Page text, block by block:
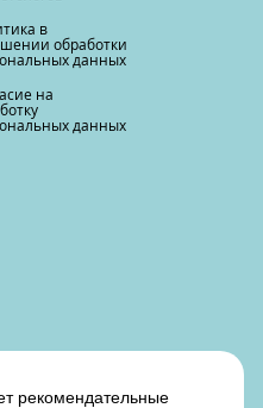
в
обработки
данных
на
данных
рекомендательные